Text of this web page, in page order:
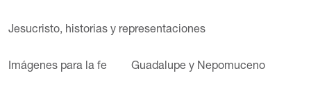
Jesucristo, historias y representaciones
Imágenes para la fe Guadalupe y Nepomuceno